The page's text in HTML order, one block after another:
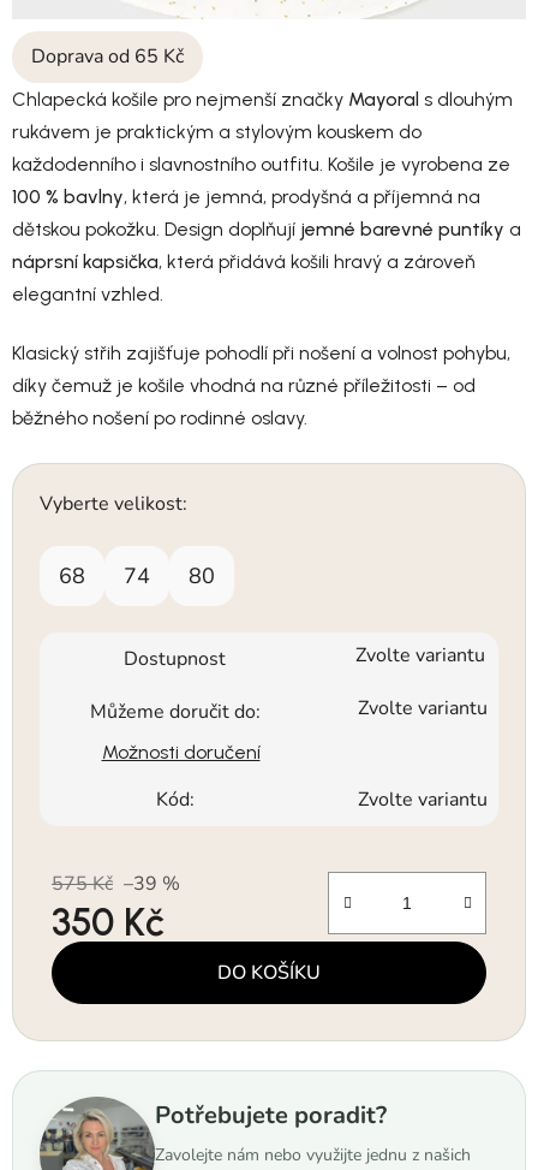
Doprava od 65 Kč
Chlapecká košile pro nejmenší značky Mayoral s dlouhým
rukávem je praktickým a stylovým kouskem do
každodenního i slavnostního outfitu. Košile je vyrobena ze
100 % bavlny, která je jemná, prodyšná a příjemná na
dětskou pokožku. Design doplňují jemné barevné puntíky a
náprsní kapsička, která přidává košili hravý a zároveň
elegantní vzhled.
Klasický střih zajišťuje pohodlí při nošení a volnost pohybu,
díky čemuž je košile vhodná na různé příležitosti – od
běžného nošení po rodinné oslavy.
Vyberte velikost:
68 74 80
Dostupnost Zvolte variantu
Můžeme doručit do: Zvolte variantu
Možnosti doručení
Kód: Zvolte variantu
575 Kč –39 %
350 Kč
Měrná cena: DO KOŠÍKU
Potřebujete poradit?
Zavolejte nám nebo využijte jednu z našich